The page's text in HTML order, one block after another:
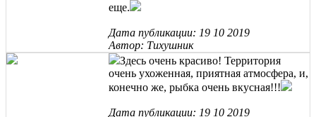
еще.
Дата публикации: 19 10 2019
Автор: Тихушник
Здесь очень красиво! Территория
очень ухоженная, приятная атмосфера, и,
конечно же, рыбка очень вкусная!!!
Дата публикации: 19 10 2019